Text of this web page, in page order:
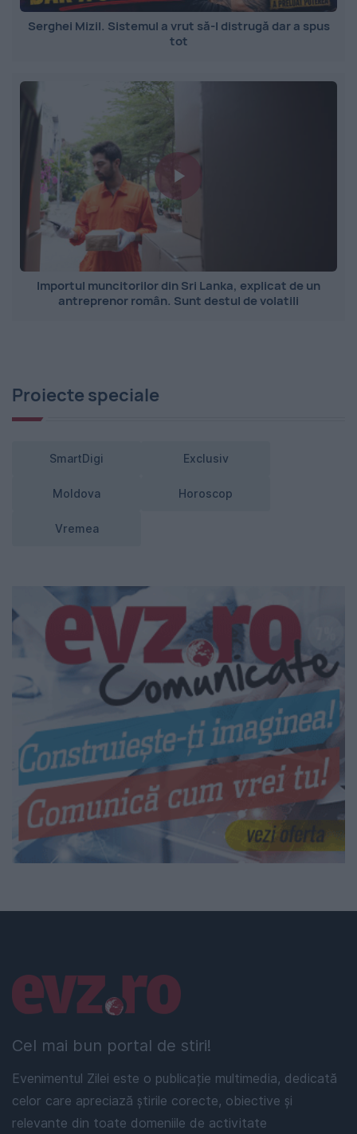
Serghei Mizil. Sistemul a vrut să-l distrugă dar a spus
tot
Importul muncitorilor din Sri Lanka, explicat de un
antreprenor român. Sunt destul de volatili
Proiecte speciale
SmartDigi Exclusiv
Moldova Horoscop
Vremea
Cel mai bun portal de stiri!
Evenimentul Zilei este o publicație multimedia, dedicată
celor care apreciază știrile corecte, obiective și
relevante din toate domeniile de activitate
Linkuri utile